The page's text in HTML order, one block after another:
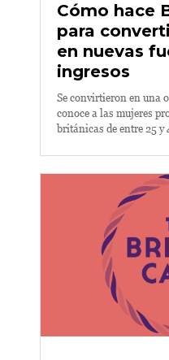
Cómo hace
para
en nuevas
ingresos
Se convirtieron en una
conoce a las mujeres
británicas de entre 25 y